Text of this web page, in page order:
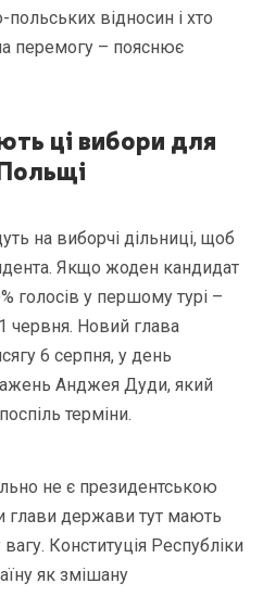
відносин і хто
перемогу – пояснює
ці вибори для
на виборчі дільниці, щоб
Якщо жоден кандидат
голосів у першому турі –
червня. Новий глава
6 серпня, у день
Анджея Дуди, який
терміни.
не є президентською
глави держави тут мають
Конституція Республіки
як змішану